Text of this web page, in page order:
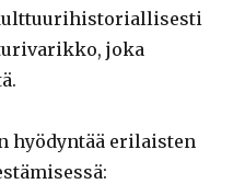
joka
hyödyntää erilaisten